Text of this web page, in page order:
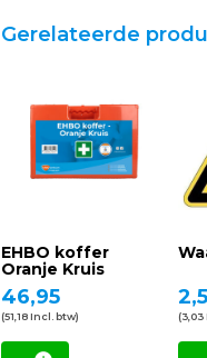
Gerelateerde
EHBO koffer
Oranje Kruis
46,95
(51,18 Incl. btw) (3,03